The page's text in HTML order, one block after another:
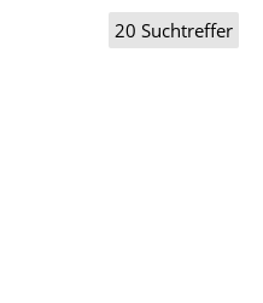
20 Suchtreffer